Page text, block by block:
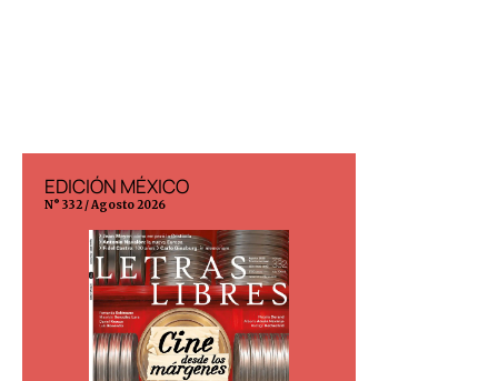
EDICIÓN MÉXICO
N° 332 / Agosto 2026